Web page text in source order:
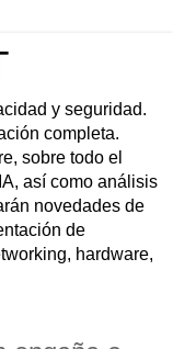
y seguridad.
completa.
sobre todo el
así como análisis
novedades de
de
hardware,